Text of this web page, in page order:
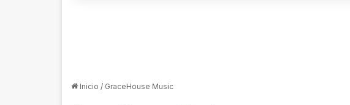
Inicio / GraceHouse Music